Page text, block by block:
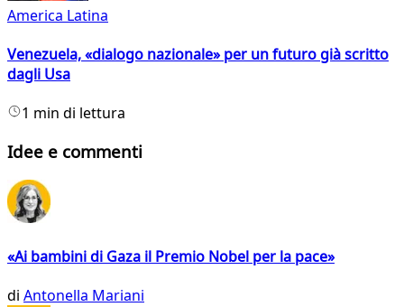
America Latina
Venezuela, «dialogo nazionale» per un futuro già scritto
dagli Usa
1 min di lettura
Idee e commenti
«Ai bambini di Gaza il Premio Nobel per la pace»
di Antonella Mariani